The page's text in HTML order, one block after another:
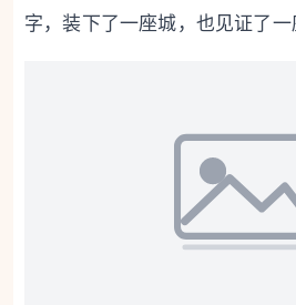
字，装下了一座城，也见证了一